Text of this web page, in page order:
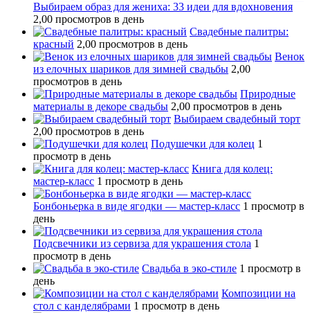
Выбираем образ для жениха: 33 идеи для вдохновения
2,00 просмотров в день
Свадебные палитры:
красный 2,00 просмотров в день
Венок
из елочных шариков для зимней свадьбы 2,00
просмотров в день
Природные
материалы в декоре свадьбы 2,00 просмотров в день
Выбираем свадебный торт
2,00 просмотров в день
Подушечки для колец 1
просмотр в день
Книга для колец:
мастер-класс 1 просмотр в день
Бонбоньерка в виде ягодки — мастер-класс 1 просмотр в
день
Подсвечники из сервиза для украшения стола 1
просмотр в день
Свадьба в эко-стиле 1 просмотр в
день
Композиции на
стол с канделябрами 1 просмотр в день